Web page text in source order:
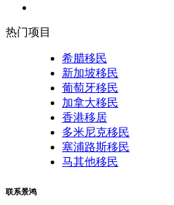
热门项目
希腊移民
新加坡移民
葡萄牙移民
加拿大移民
香港移居
多米尼克移民
塞浦路斯移民
马其他移民
联系景鸿